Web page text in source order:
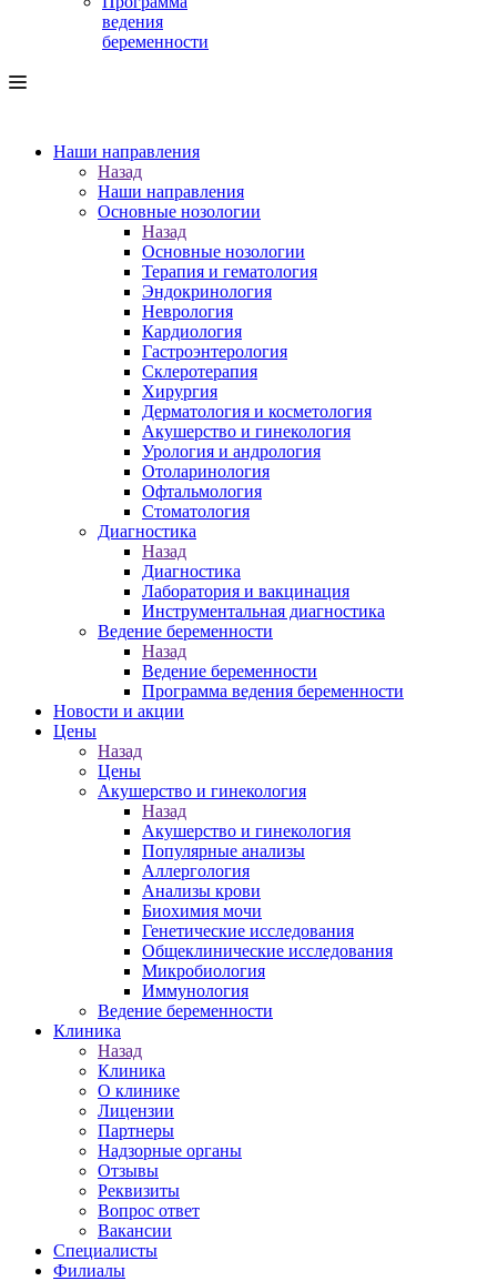
ведения
беременности
Наши направления
Назад
Наши направления
Основные нозологии
Назад
Основные нозологии
Терапия и гематология
Эндокринология
Неврология
Кардиология
Гастроэнтерология
Склеротерапия
Хирургия
Дерматология и косметология
Акушерство и гинекология
Урология и андрология
Отоларинология
Офтальмология
Стоматология
Диагностика
Назад
Диагностика
Лаборатория и вакцинация
Инструментальная диагностика
Ведение беременности
Назад
Ведение беременности
Программа ведения беременности
Новости и акции
Цены
Назад
Цены
Акушерство и гинекология
Назад
Акушерство и гинекология
Популярные анализы
Аллергология
Анализы крови
Биохимия мочи
Генетические исследования
Общеклинические исследования
Микробиология
Иммунология
Ведение беременности
Клиника
Назад
Клиника
О клинике
Лицензии
Партнеры
Надзорные органы
Отзывы
Реквизиты
Вопрос ответ
Вакансии
Специалисты
Филиалы